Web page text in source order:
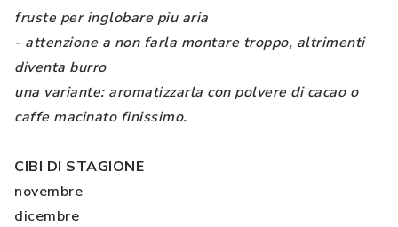
fruste per inglobare piu aria
- attenzione a non farla montare troppo, altrimenti
diventa burro
una variante: aromatizzarla con polvere di cacao o
caffe macinato finissimo.
CIBI DI STAGIONE
novembre
dicembre